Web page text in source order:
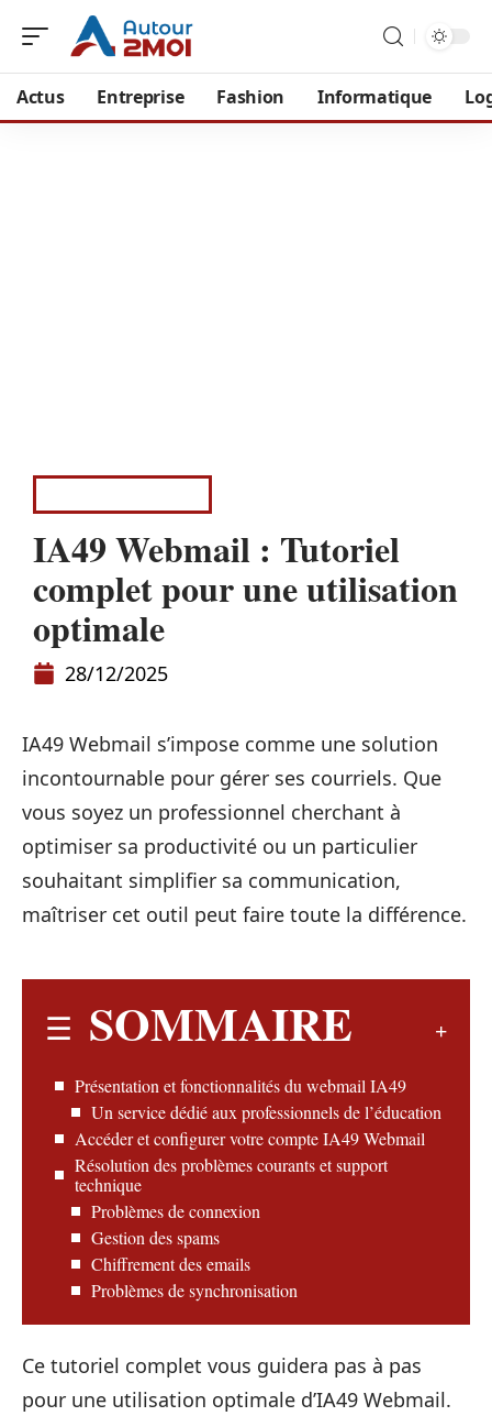
Actus Entreprise Fashion Informatique
IA49 Webmail : Tutoriel
complet pour une utilisation
optimale
28/12/2025
IA49 Webmail s’impose comme une solution
incontournable pour gérer ses courriels. Que
vous soyez un professionnel cherchant à
optimiser sa productivité ou un particulier
souhaitant simplifier sa communication,
maîtriser cet outil peut faire toute la différence.
SOMMAIRE
Présentation et fonctionnalités du webmail IA49
Un service dédié aux professionnels de l’éducation
Accéder et configurer votre compte IA49 Webmail
Résolution des problèmes courants et support
technique
Problèmes de connexion
Gestion des spams
Chiffrement des emails
Problèmes de synchronisation
Ce tutoriel complet vous guidera pas à pas
pour une utilisation optimale d’IA49 Webmail.